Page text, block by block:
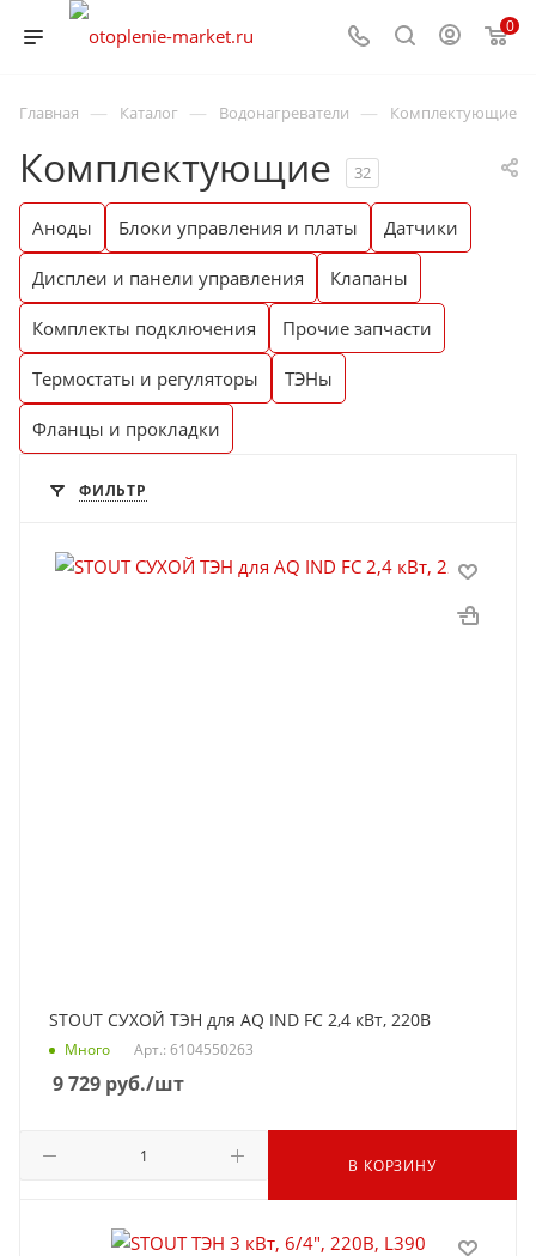
0
Главная — Каталог — Водонагреватели — Комплектующие
Комплектующие 32
Аноды Блоки управления и платы Датчики
Дисплеи и панели управления Клапаны
Комплекты подключения Прочие запчасти
Термостаты и регуляторы ТЭНы
Фланцы и прокладки
ФИЛЬТР
STOUT СУХОЙ ТЭН для AQ IND FC 2,4 кВт, 220B
Много Арт.: 6104550263
9 729 руб./шт
В КОРЗИНУ